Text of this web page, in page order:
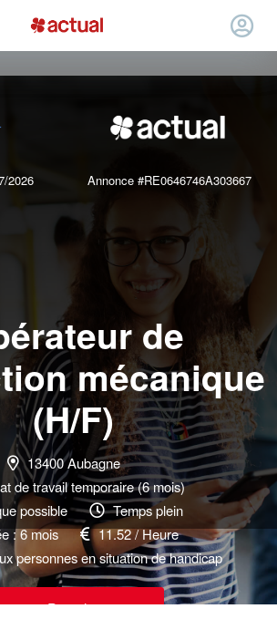
2026 Annonce #RE0646746A303667
de
mécanique
(H/F)
13400 Aubagne
de travail temporaire (6 mois)
possible
Temps plein
: 6 mois
11.52 / Heure
personnes en situation de handicap
Postuler